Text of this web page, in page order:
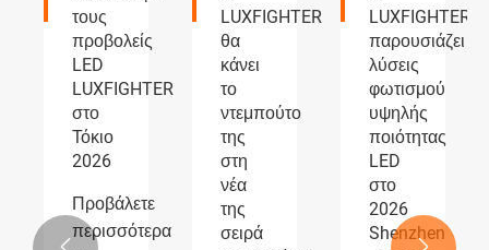
LUXFIGHTER
θα
κάνει
το
ντεμπούτο
της
στη
της
σειρά
LUXFIGHTER
παρουσιάζει
λύσεις
φωτισμού
υψηλής
ποιότητας
LED
στο
2026
Shenzhen
LUXFIGHTER
LED
και
προβολείς
ομίχλης
AUTOMOTIVE
PARTS
Η
έκθεση
λαμβάνει